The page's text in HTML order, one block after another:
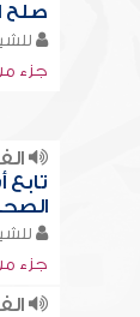
صلح
جزء
تابع
جزء